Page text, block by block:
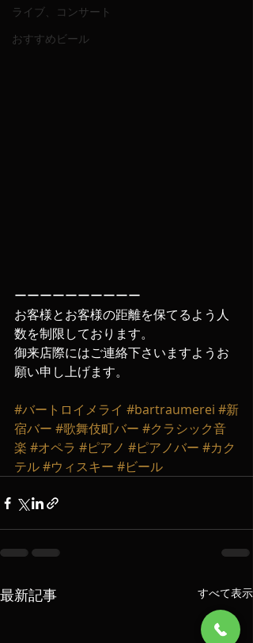
ライブ、コンサート
おすすめビール
ーーーーーーーーーー
お客様とお客様の距離を保てるよう人
数を制限しております。
御来店際にはご連絡下さいますようお
願い申し上げます‬。
#バートロイメライ #bartraumerei #新
宿バー #歌舞伎町バー #クラシック音
楽 #オペラ #ピアノ #ピアノバー #カク
テル#ウィスキー #ビール
最新記事 すべて表示